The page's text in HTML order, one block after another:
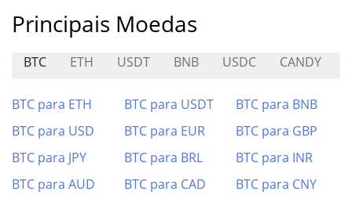
Principais Moedas
BTC ETH USDT BNB USDC CANDY
BTC para ETH BTC para USDT
BTC para BNB
BTC para USD
BTC para EUR
BTC para GBP
BTC para JPY
BTC para BRL
BTC para INR
BTC para AUD
BTC para CAD
BTC para CNY